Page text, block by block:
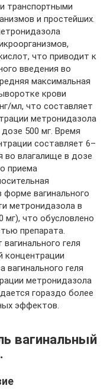
транспортными
и простейших.
что приводит к
введения во
максимальная
крови
мл, что составляет
метронидазола
500 мг. Время
составляет 6–
во влагалище в дозе
приема
вагинального
метронидазола в
что обусловлено
препарата.
геля
концентрации
геля
метронидазола
гораздо более
эффектов.
вагинальный